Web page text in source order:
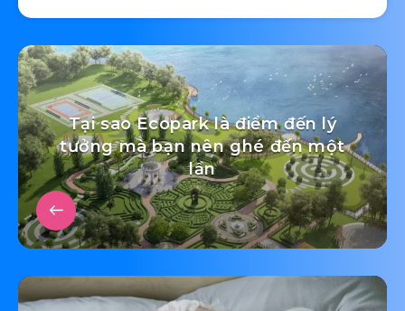
trình xây dựng, mọi chi phí phát sinh đều do đơn
vị thi công chi trả, chủ nhà không cần trả thêm
khoản này.
Điều tiện lợi hơn nữa đó là các nhà thầu thường
liên kết với nhà sản xuất nguyên vật liệu để có
mức giá tốt nhất. Nhiều khi, bạn tự tay xây nhà
mua nguyên vật liệu với số lượng ít sẽ không có
giá tốt như đơn vị thi công, thậm chí có lúc còn
chênh lệch cao hơn.
Chất lượng ngôi nhà được đảm